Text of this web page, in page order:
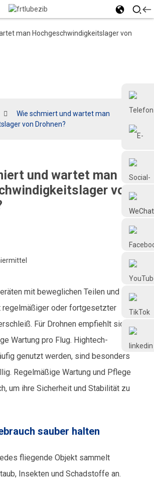
Wie schmiert und wartet man
von Drohnen?
und wartet man
von
mit beweglichen Teilen und
regelmäßiger oder fortgesetzter
Für Drohnen empfiehlt sich
Wartung pro Flug. Hightech-
genutzt werden, sind besonders
Regelmäßige Wartung und Pflege
um ihre Sicherheit und Stabilität zu
sauber halten
fliegende Objekt sammelt
Insekten und Schadstoffe an.